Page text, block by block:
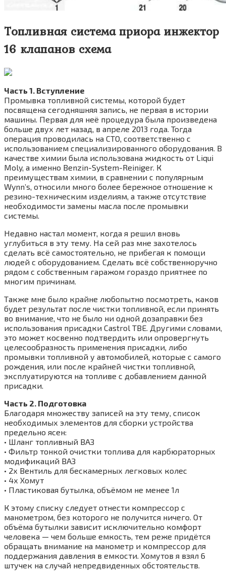
Топливная система приора инжектор
16 клапанов схема
Часть 1. Вступление
Промывка топливной системы, которой будет
посвящена сегодняшняя запись, не первая в истории
машины. Первая для неё процедура была произведена
больше двух лет назад, в апреле 2013 года. Тогда
операция проводилась на СТО, соответственно с
использованием специализированного оборудования. В
качестве химии была использована жидкость от Liqui
Moly, а именно Benzin-System-Reiniger. К
преимуществам химии, в сравнении с популярным
Wynn’s, относили много более бережное отношение к
резино-техническим изделиям, а также отсутствие
необходимости замены масла после промывки
системы.
Недавно настал момент, когда я решил вновь
углубиться в эту тему. На сей раз мне захотелось
сделать всё самостоятельно, не прибегая к помощи
людей с оборудованием. Сделать всё собственноручно
рядом с собственным гаражом гораздо приятнее по
многим причинам.
Также мне было крайне любопытно посмотреть, каков
будет результат после чистки топливной, если принять
во внимание, что не было ни одной дозаправки без
использования присадки Castrol TBE. Другими словами,
это может косвенно подтвердить или опровергнуть
целесообразность применения присадки, либо
промывки топливной у автомобилей, которые с самого
рождения, или после крайней чистки топливной,
эксплуатируются на топливе с добавлением данной
присадки.
Часть 2. Подготовка
Благодаря множеству записей на эту тему, список
необходимых элементов для сборки устройства
предельно ясен:
• Шланг топливный ВАЗ
• Фильтр тонкой очистки топлива для карбюраторных
модификаций ВАЗ
• 2х Вентиль для бескамерных легковых колес
• 4х Хомут
• Пластиковая бутылка, объёмом не менее 1л
К этому списку следует отнести компрессор с
манометром, без которого не получится ничего. От
объёма бутылки зависит исключительно комфорт
человека — чем больше емкость, тем реже придётся
обращать внимание на манометр и компрессор для
поддержания давления в емкости. Хомутов я взял 6
штучек на случай непредвиденных обстоятельств.